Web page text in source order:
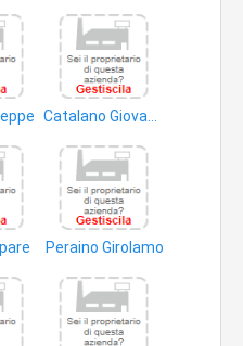
Peraino Girolamo